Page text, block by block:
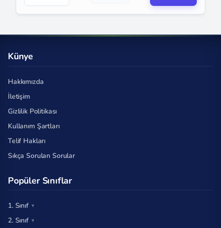
Künye
Hakkımızda
İletişim
Gizlilik Politikası
Kullanım Şartları
Telif Hakları
Sıkça Sorulan Sorular
Popüler Sınıflar
1. Sınıf
2. Sınıf